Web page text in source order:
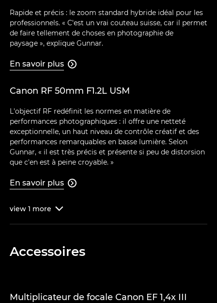
Rapide et précis : le zoom standard hybride idéal pour les
professionnels. « C'est un vrai couteau suisse, car il permet
de faire tellement de choses en photographie de
paysage », explique Gunnar.
En savoir plus 
Canon RF 50mm F1.2L USM
L'objectif RF redéfinit les normes en matière de
performances photographiques : il offre une netteté
exceptionnelle, un haut niveau de contrôle créatif et des
performances remarquables en basse lumière. Selon
Gunnar, « il est très précis et présente si peu de distorsion
que c'en est à peine croyable. »
En savoir plus 
view 1 more 
Accessoires
Multiplicateur de focale Canon EF 1,4x III